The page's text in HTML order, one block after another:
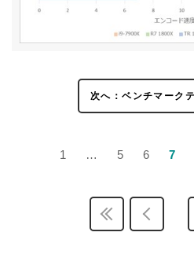
次へ：ベンチマーク
1 … 5 6 7